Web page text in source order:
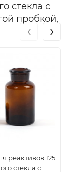
стекла с
пробкой,
реактивов 125
стекла с
‹ ›